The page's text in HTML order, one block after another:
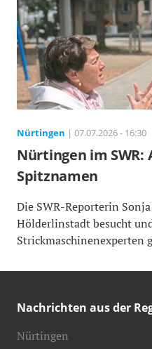
Nürtingen | 07.07.2026 - 16:30
Nürtingen im SWR:
Spitznamen
Die SWR-Reporterin
Hölderlinstadt besucht
Strickmaschinenexperten
Nachrichten aus der
Nürtingen